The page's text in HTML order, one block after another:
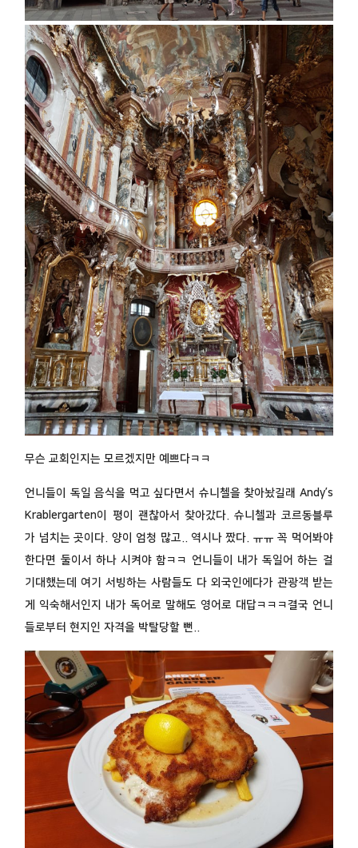
무슨 교회인지는 모르겠지만 예쁘다ㅋㅋ
언니들이 독일 음식을 먹고 싶다면서 슈니첼을 찾아놨길래 Andy’s
Krablergarten이 평이 괜찮아서 찾아갔다. 슈니첼과 코르동블루
가 넘치는 곳이다. 양이 엄청 많고.. 역시나 짰다. ㅠㅠ 꼭 먹어봐야
한다면 둘이서 하나 시켜야 함ㅋㅋ 언니들이 내가 독일어 하는 걸
기대했는데 여기 서빙하는 사람들도 다 외국인에다가 관광객 받는
게 익숙해서인지 내가 독어로 말해도 영어로 대답ㅋㅋㅋ결국 언니
들로부터 현지인 자격을 박탈당할 뻔..